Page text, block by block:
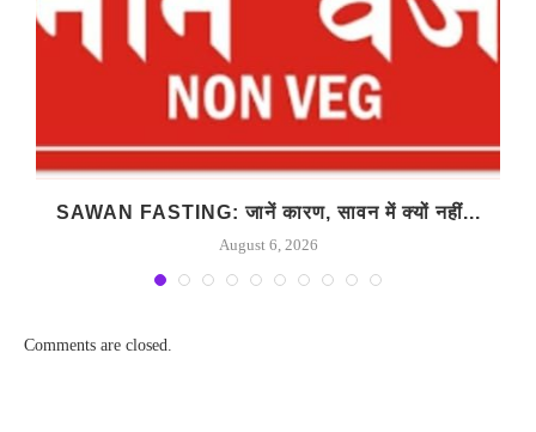
SAWAN FASTING: जानें कारण, सावन में क्यों नहीं...
August 6, 2026
Comments are closed.